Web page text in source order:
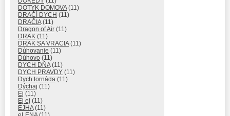
DOTYK DOMOVA(11)
DRAČÍ DYCH (11)
DRAČIA(11)
Dragon of Air (11)
DRAK (11)
DRAK SA VRACIA(11)
Dúhovanie (11)
Dúhovo (11)
DYCH DŇA(11)
DYCH PRAVDY (11)
Dych tornáda (11)
Dýchaj (11)
Ej (11)
Ej ej (11)
EJHA(11)